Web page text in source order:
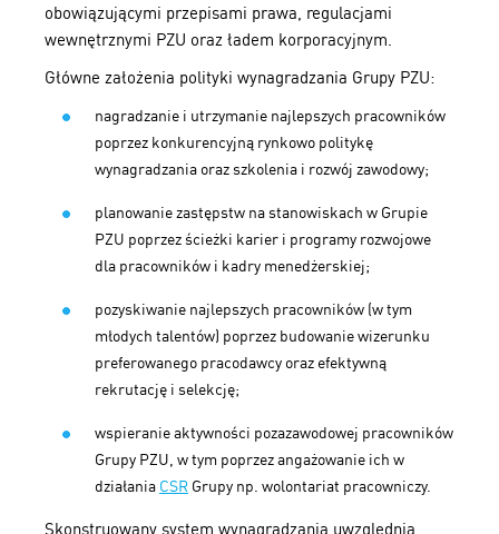
obowiązującymi przepisami prawa, regulacjami
wewnętrznymi PZU oraz ładem korporacyjnym.
Główne założenia polityki wynagradzania Grupy PZU:
nagradzanie i utrzymanie najlepszych pracowników
poprzez konkurencyjną rynkowo politykę
wynagradzania oraz szkolenia i rozwój zawodowy;
planowanie zastępstw na stanowiskach w Grupie
PZU poprzez ścieżki karier i programy rozwojowe
dla pracowników i kadry menedżerskiej;
pozyskiwanie najlepszych pracowników (w tym
młodych talentów) poprzez budowanie wizerunku
preferowanego pracodawcy oraz efektywną
rekrutację i selekcję;
wspieranie aktywności pozazawodowej pracowników
Grupy PZU, w tym poprzez angażowanie ich w
działania CSR Grupy np. wolontariat pracowniczy.
Skonstruowany system wynagradzania uwzględnia